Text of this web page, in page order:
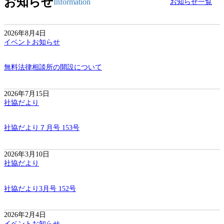
お知らせ一覧
2026年8月4日
イベントお知らせ
無料法律相談所の開設について
2026年7月15日
社協だより
社協だより７月号 153号
2026年3月10日
社協だより
社協だより3月号 152号
2026年2月4日